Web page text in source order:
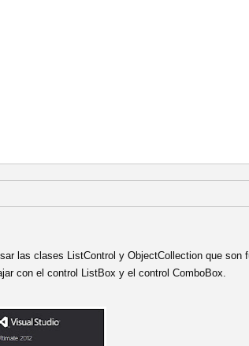
las clases ListControl y ObjectCollection que son
con el control ListBox y el control ComboBox.